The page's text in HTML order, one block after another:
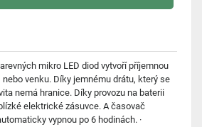
mikro LED diod vytvoří příjemnou
venku. Díky jemnému drátu, který se
nemá hranice. Díky provozu na baterii
elektrické zásuvce. A časovač
vypnou po 6 hodinách. ·